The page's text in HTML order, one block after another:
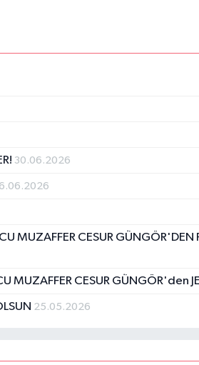
30.06.2026
MUZAFFER CESUR GÜNGÖR'DEN
MUZAFFER CESUR GÜNGÖR'den
25.05.2026